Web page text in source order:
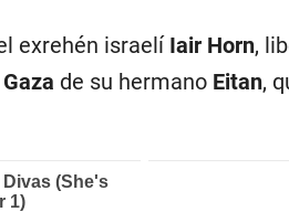
exrehén israelí Iair Horn,
Gaza de su hermano Eitan,